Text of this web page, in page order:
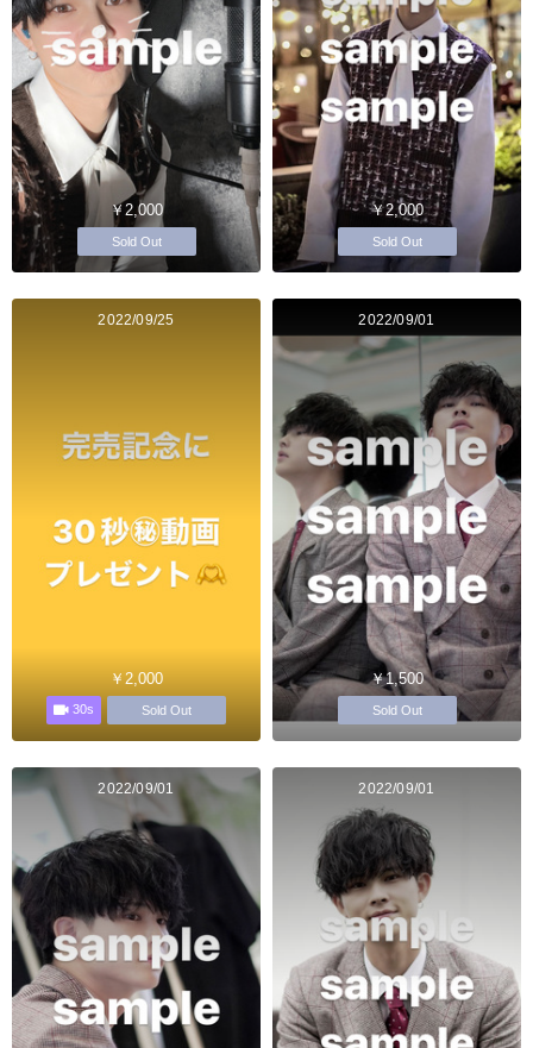
￥2,000
Sold Out
￥2,000
Sold Out
2022/09/25
￥2,000
30s Sold Out
2022/09/01
￥1,500
Sold Out
2022/09/01 2022/09/01